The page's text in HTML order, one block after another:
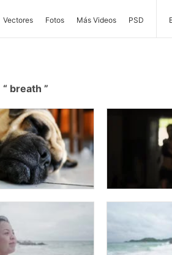
Vectores Fotos Más Videos PSD
breath